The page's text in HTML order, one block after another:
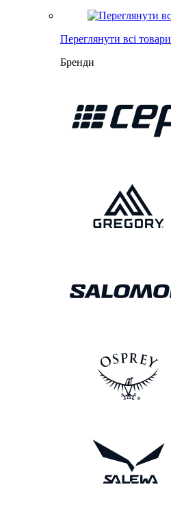
Переглянути всі товари
Бренди